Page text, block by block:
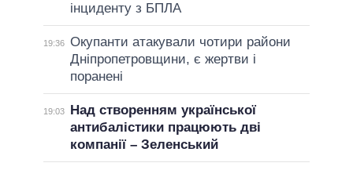
інциденту з БПЛА
19:36 Окупанти атакували чотири райони
Дніпропетровщини, є жертви і
поранені
19:03
Над створенням української
антибалістики працюють дві
компанії – Зеленський